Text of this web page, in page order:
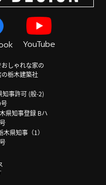
YouTube
しゃれな家の
栃木建築社
知事許可 (般-2)
県知事登録 Bハ
県知事（1）